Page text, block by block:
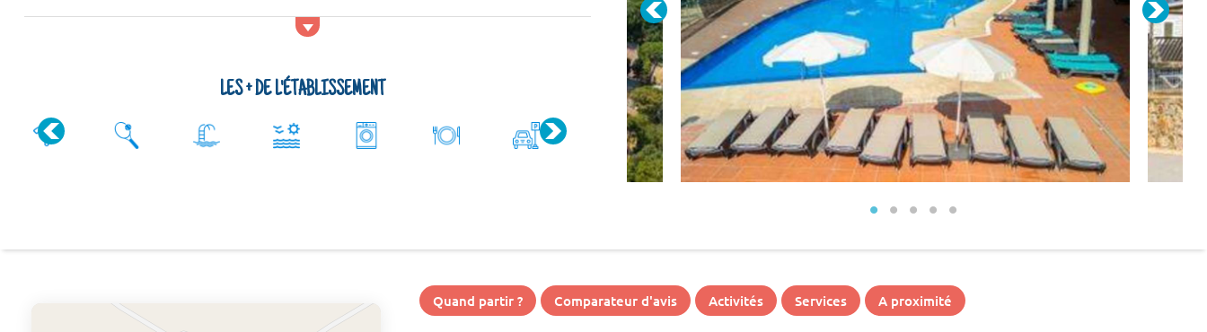
physiques, d'autres activités sportives comme le basket-ball, l'équitation, la voile, le ping-
LES + DE L'ÉTABLISSEMENT
Quand partir ? Comparateur d'avis Activités Services A proximité